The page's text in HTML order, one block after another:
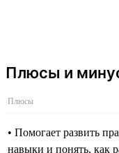
Плюсы и
Плюсы
• Помогает развить
навыки и понять, как